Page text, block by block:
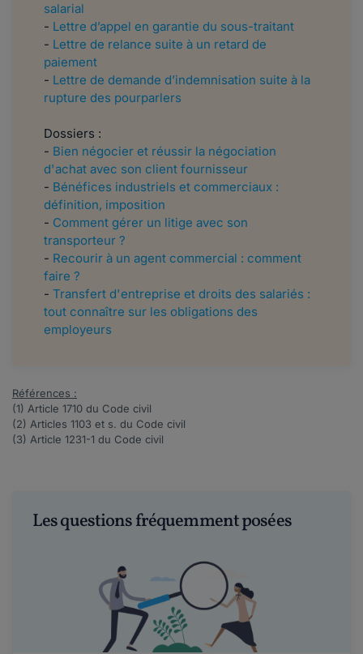
salarial
- Lettre d’appel en garantie du sous-traitant
- Lettre de relance suite à un retard de
paiement
- Lettre de demande d’indemnisation suite à la
rupture des pourparlers
Dossiers :
- Bien négocier et réussir la négociation
d'achat avec son client fournisseur
- Bénéfices industriels et commerciaux :
définition, imposition
- Comment gérer un litige avec son
transporteur ?
- Recourir à un agent commercial : comment
faire ?
- Transfert d'entreprise et droits des salariés :
tout connaître sur les obligations des
employeurs
Références :
(1) Article 1710 du Code civil
(2) Articles 1103 et s. du Code civil
(3) Article 1231-1 du Code civil
Les questions fréquemment posées